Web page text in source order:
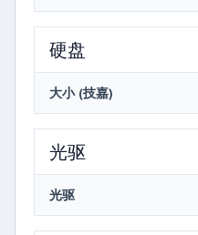
硬盘
大小 (技嘉)
光驱
光驱